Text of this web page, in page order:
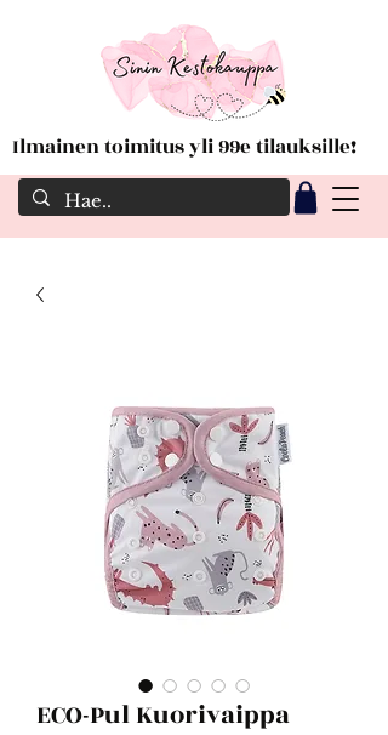
Ilmainen toimitus yli 99e tilauksille!
ECO-Pul Kuorivaippa